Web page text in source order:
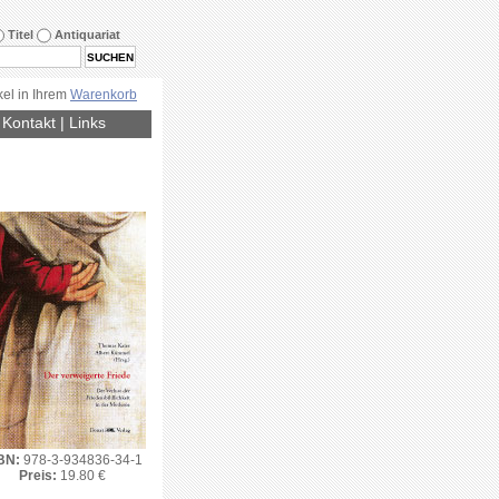
Titel Antiquariat
in Ihrem Warenkorb
Kontakt| Links
978-3-934836-34-1
Preis: 19.80 €